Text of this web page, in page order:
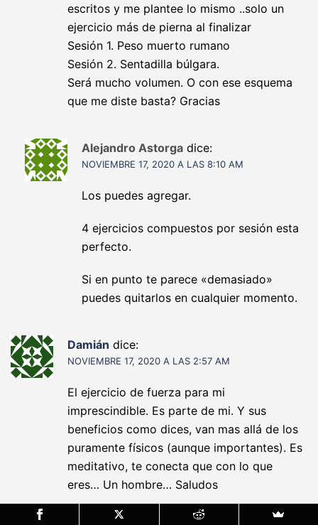
escritos y me plantee lo mismo ..solo un
ejercicio más de pierna al finalizar
Sesión 1. Peso muerto rumano
Sesión 2. Sentadilla búlgara.
Será mucho volumen. O con ese esquema
que me diste basta? Gracias
Alejandro Astorga dice:
NOVIEMBRE 17, 2020 A LAS 8:10 AM
Los puedes agregar.
4 ejercicios compuestos por sesión esta
perfecto.
Si en punto te parece «demasiado»
puedes quitarlos en cualquier momento.
Damián dice:
NOVIEMBRE 17, 2020 A LAS 2:57 AM
El ejercicio de fuerza para mi
imprescindible. Es parte de mi. Y sus
beneficios como dices, van mas allá de los
puramente físicos (aunque importantes). Es
meditativo, te conecta que con lo que
eres… Un hombre… Saludos